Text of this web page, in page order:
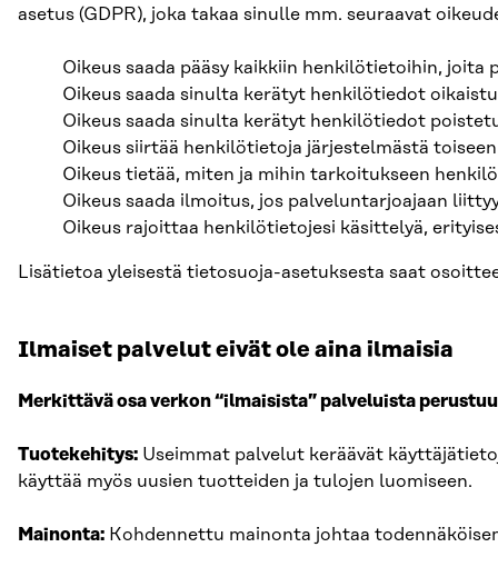
asetus (GDPR), joka takaa sinulle mm. seuraavat
Oikeus saada pääsy kaikkiin henkilötietoihin,
Oikeus saada sinulta kerätyt henkilötiedot
Oikeus saada sinulta kerätyt henkilötiedot
Oikeus siirtää henkilötietoja järjestelmästä
Oikeus tietää, miten ja mihin tarkoitukseen
Oikeus saada ilmoitus, jos palveluntarjoajaan
Oikeus rajoittaa henkilötietojesi käsittelyä,
Lisätietoa yleisestä tietosuoja-asetuksesta saat
Ilmaiset palvelut eivät ole aina ilmaisia
Merkittävä osa verkon “ilmaisista” palveluista
Tuotekehitys: Useimmat palvelut keräävät
käyttää myös uusien tuotteiden ja tulojen luomiseen.
Mainonta: Kohdennettu mainonta johtaa